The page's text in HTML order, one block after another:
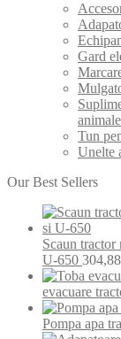
Gard
animale
Tun
Unelte
Our Best Sellers
Scaun
U-650 304,88
evacuare
Pompa apa